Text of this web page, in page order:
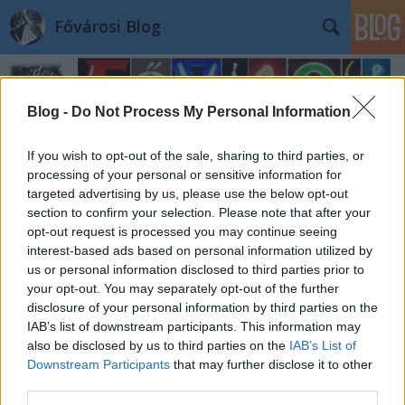
Blog - Do Not Process My Personal Information
If you wish to opt-out of the sale, sharing to third parties, or
processing of your personal or sensitive information for
targeted advertising by us, please use the below opt-out
section to confirm your selection. Please note that after your
opt-out request is processed you may continue seeing
interest-based ads based on personal information utilized by
us or personal information disclosed to third parties prior to
your opt-out. You may separately opt-out of the further
disclosure of your personal information by third parties on the
IAB’s list of downstream participants. This information may
also be disclosed by us to third parties on the IAB’s List of
Downstream Participants that may further disclose it to other
Fővárosi Blog
Felhőt üvegből? - a Bank Center
fovarosi.blog.hu•2010. november 13.
Cikksorozat Finta Józsefről A Szabadság tér déli
sarkában álló irodaház tervezése 1991-ben
kezdődött, az épületet 1996 július 5-én Göncz Árpád
köztársasági elnök nyitotta meg. A korábban itt álló
ház a második világháborúban kapott találatot.…